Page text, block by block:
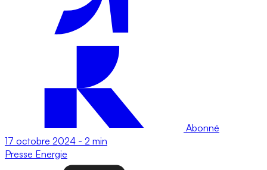
Abonné
17 octobre 2024 - 2 min
Presse Energie